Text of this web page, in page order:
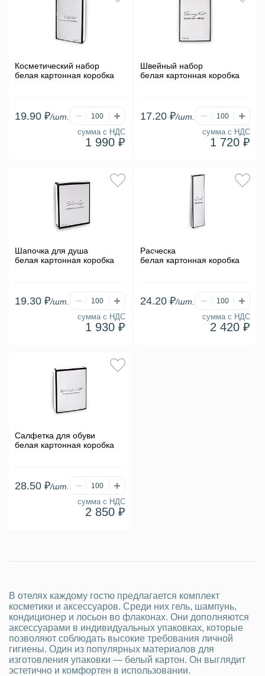
Косметический набор
белая картонная коробка
19.90 ₽/шт.
сумма с НДС
1 990 ₽
Швейный набор
белая картонная коробка
17.20 ₽/шт.
сумма с НДС
1 720 ₽
Шапочка для душа
белая картонная коробка
19.30 ₽/шт.
сумма с НДС
1 930 ₽
Расческа
белая картонная коробка
24.20 ₽/шт.
сумма с НДС
2 420 ₽
Салфетка для обуви
белая картонная коробка
28.50 ₽/шт.
сумма с НДС
2 850 ₽
В отелях каждому гостю предлагается комплект
косметики и аксессуаров. Среди них гель, шампунь,
кондиционер и лосьон во флаконах. Они дополняются
аксессуарами в индивидуальных упаковках, которые
позволяют соблюдать высокие требования личной
гигиены. Один из популярных материалов для
изготовления упаковки — белый картон. Он выглядит
эстетично и комфортен в использовании.